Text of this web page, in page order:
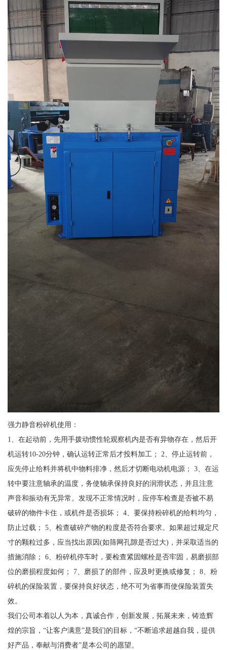
强力静音粉碎机使用：
1、在起动前，先用手拨动惯性轮观察机内是否有异物存在，然后开
机运转10-20分钟，确认运转正常后才投料加工； 2、停止运转前，
应先停止给料并将机中物料排净，然后才切断电动机电源； 3、在运
转中要注意轴承的温度，务使轴承保持良好的润滑状态，并且注意
声音和振动有无异常。发现不正常情况时，应停车检查是否被不易
破碎的物件卡住，或机件是否损坏； 4、要保持粉碎机的给料均匀，
防止过载； 5、检查破碎产物的粒度是否符合要求。如果超过规定尺
寸的颗粒过多，应当找出原因(如筛网孔隙是否过大)，并采取适当的
措施消除； 6、粉碎机停车时，要检查紧固螺栓是否牢固，易磨损部
位的磨损程度如何； 7、磨损了的部件，应及时更换或修复； 8、粉
碎机的保险装置，要保持良好状态，绝不可为省事而使保险装置失
效。
我们公司本着以人为本，真诚合作，创新发展，拓展未来，铸造辉
煌的宗旨，“让客户满意”是我们的目标，“不断追求超越自我，提供
好产品，奉献与消费者”是本公司的愿望。